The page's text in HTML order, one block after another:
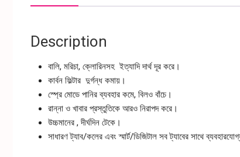
Description
বালি, মরিচা, ক্লোরিনসহ ইত্যাদি দার্থ দূর করে।
কার্বন ফিল্টার দুর্গন্ধ কমায়।
স্প্রে মোডে পানির ব্যবহার কমে, বিলও বাঁচে।
রান্না ও খাবার প্রস্তুতিকে আরও নিরাপদ করে।
উচ্চমানের , দীর্ঘদিন টেকে।
সাধারণ ট্যাব/কলের এবং স্মার্ট/ডিজিটাল সব ট্যাবের সাথে